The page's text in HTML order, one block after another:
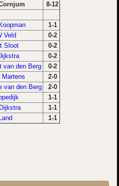
8-12
1-1
Veld
0-2
Sloot
0-2
0-2
van den Berg
0-2
Martens
2-0
van den Berg
2-0
1-1
1-1
1-1